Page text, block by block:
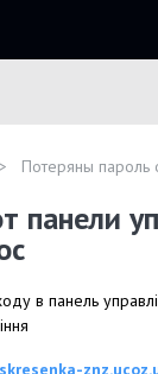
Потеряны пароль
панели
в панель